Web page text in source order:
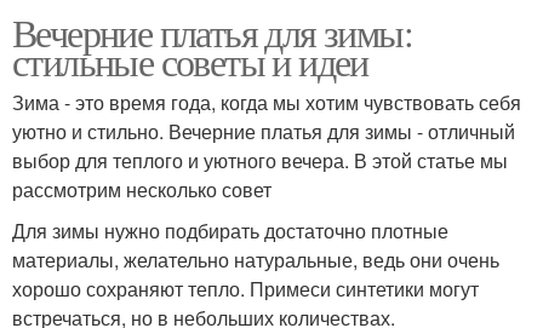
Вечерние платья для зимы:
стильные советы и идеи
Зима - это время года, когда мы хотим чувствовать себя
уютно и стильно. Вечерние платья для зимы - отличный
выбор для теплого и уютного вечера. В этой статье мы
рассмотрим несколько совет
Для зимы нужно подбирать достаточно плотные
материалы, желательно натуральные, ведь они очень
хорошо сохраняют тепло. Примеси синтетики могут
встречаться, но в небольших количествах.